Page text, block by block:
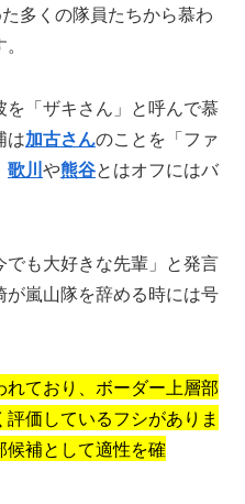
多くの隊員たちから慕わ
を「ザキさん」と呼んで慕
は加古さんのことを「ファ
歌川や熊谷とはオフにはバ
でも大好きな先輩」と発言
が嵐山隊を辞める時には号
ており、ボーダー上層部
価しているフシがありま
補として適性を確